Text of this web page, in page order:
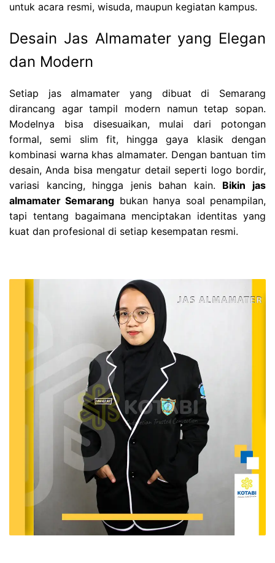
untuk acara resmi, wisuda, maupun kegiatan kampus.
Desain Jas Almamater yang Elegan
dan Modern
Setiap jas almamater yang dibuat di Semarang
dirancang agar tampil modern namun tetap sopan.
Modelnya bisa disesuaikan, mulai dari potongan
formal, semi slim fit, hingga gaya klasik dengan
kombinasi warna khas almamater. Dengan bantuan tim
desain, Anda bisa mengatur detail seperti logo bordir,
variasi kancing, hingga jenis bahan kain. Bikin jas
almamater Semarang bukan hanya soal penampilan,
tapi tentang bagaimana menciptakan identitas yang
kuat dan profesional di setiap kesempatan resmi.